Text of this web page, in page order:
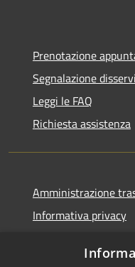
Prenotazione
Segnalazione
Leggi le FAQ
Richiesta assistenza
Amministrazione
Informativa privacy
Dichiarazione di